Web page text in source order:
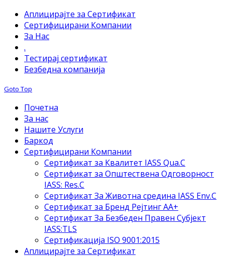
Аплицирајте за Сертификат
Сертифицирани Компании
За Нас
.
Тестирај сертификат
Безбедна компанија
Goto Top
Почетна
За нас
Нашите Услуги
Баркод
Сертифицирани Компании
Сертификат за Квалитет IASS Qua.C
Сертификат за Општествена Одговорност
IASS: Res.C
Сертификат За Животна средина IASS Env.C
Сертификат за Бренд Рејтинг АА+
Сертификат За Безбеден Правен Субјект
IASS:TLS
Сертификација ISO 9001:2015
Аплицирајте за Сертификат